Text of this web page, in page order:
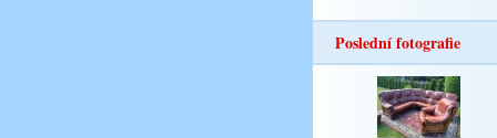
Poslední fotografie